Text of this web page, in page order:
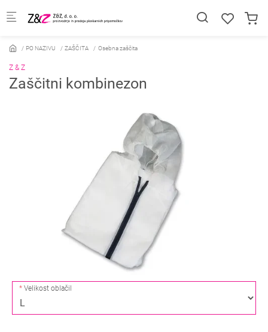
PO NAZIVU ZAŠČITA Osebna zaščita
Z & Z
Zaščitni kombinezon
Velikost oblačil